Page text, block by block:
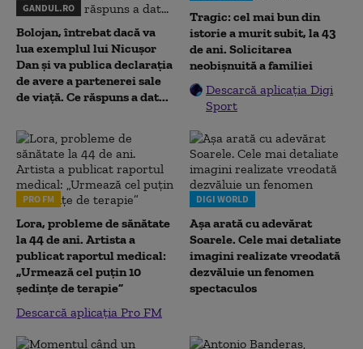
GANDUL.RO
Bolojan, întrebat dacă va
lua exemplul lui Nicușor
Dan și va publica declarația
de avere a partenerei sale
de viață. Ce răspuns a dat...
Tragic: cel mai bun din
istorie a murit subit, la 43
de ani. Solicitarea
neobișnuită a familiei
Descarcă aplicația Digi
Sport
PRO FM
Lora, probleme de sănătate
la 44 de ani. Artista a
publicat raportul medical:
„Urmează cel puțin 10
ședințe de terapie”
Descarcă aplicația Pro FM
DIGI WORLD
Așa arată cu adevărat
Soarele. Cele mai detaliate
imagini realizate vreodată
dezvăluie un fenomen
spectaculos